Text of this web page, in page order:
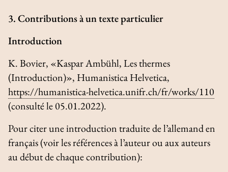
3. Contributions à un texte particulier
Introduction
K. Bovier, «Kaspar Ambühl, Les thermes
(Introduction)», Humanistica Helvetica,
https://humanistica-helvetica.unifr.ch/fr/works/110
(consulté le 05.01.2022).
Pour citer une introduction traduite de l’allemand en
français (voir les références à l’auteur ou aux auteurs
au début de chaque contribution):